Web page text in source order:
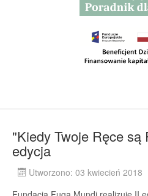
"Kiedy Twoje Ręce są
edycja
Utworzono: 03 kwiecień 2018